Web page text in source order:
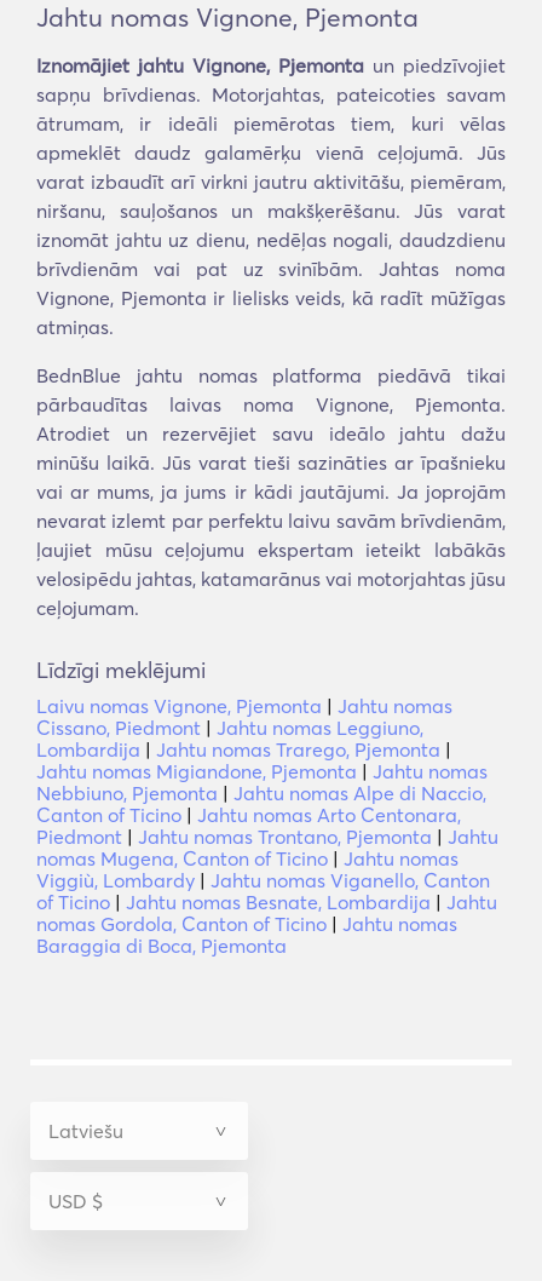
Jahtu nomas Vignone, Pjemonta
Iznomājiet jahtu Vignone, Pjemonta un piedzīvojiet
sapņu brīvdienas. Motorjahtas, pateicoties savam
ātrumam, ir ideāli piemērotas tiem, kuri vēlas
apmeklēt daudz galamērķu vienā ceļojumā. Jūs
varat izbaudīt arī virkni jautru aktivitāšu, piemēram,
niršanu, sauļošanos un makšķerēšanu. Jūs varat
iznomāt jahtu uz dienu, nedēļas nogali, daudzdienu
brīvdienām vai pat uz svinībām. Jahtas noma
Vignone, Pjemonta ir lielisks veids, kā radīt mūžīgas
atmiņas.
BednBlue jahtu nomas platforma piedāvā tikai
pārbaudītas laivas noma Vignone, Pjemonta.
Atrodiet un rezervējiet savu ideālo jahtu dažu
minūšu laikā. Jūs varat tieši sazināties ar īpašnieku
vai ar mums, ja jums ir kādi jautājumi. Ja joprojām
nevarat izlemt par perfektu laivu savām brīvdienām,
ļaujiet mūsu ceļojumu ekspertam ieteikt labākās
velosipēdu jahtas, katamarānus vai motorjahtas jūsu
ceļojumam.
Līdzīgi meklējumi
Laivu nomas Vignone, Pjemonta | Jahtu nomas
Cissano, Piedmont | Jahtu nomas Leggiuno,
Lombardija | Jahtu nomas Trarego, Pjemonta |
Jahtu nomas Migiandone, Pjemonta | Jahtu nomas
Nebbiuno, Pjemonta | Jahtu nomas Alpe di Naccio,
Canton of Ticino | Jahtu nomas Arto Centonara,
Piedmont | Jahtu nomas Trontano, Pjemonta | Jahtu
nomas Mugena, Canton of Ticino | Jahtu nomas
Viggiù, Lombardy | Jahtu nomas Viganello, Canton
of Ticino | Jahtu nomas Besnate, Lombardija | Jahtu
nomas Gordola, Canton of Ticino | Jahtu nomas
Baraggia di Boca, Pjemonta